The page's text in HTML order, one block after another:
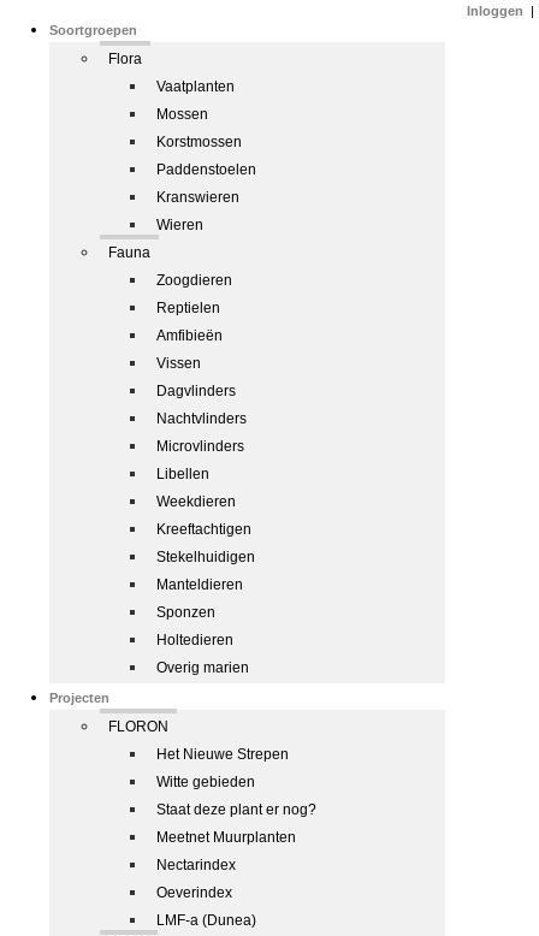
Soortgroepen
Flora
Vaatplanten
Mossen
Korstmossen
Paddenstoelen
Kranswieren
Wieren
Fauna
Zoogdieren
Reptielen
Amfibieën
Vissen
Dagvlinders
Nachtvlinders
Microvlinders
Libellen
Weekdieren
Kreeftachtigen
Stekelhuidigen
Manteldieren
Sponzen
Holtedieren
Overig marien
Projecten
FLORON
Het Nieuwe Strepen
Witte gebieden
Staat deze plant er nog?
Meetnet Muurplanten
Nectarindex
Oeverindex
LMF-a (Dunea)
Inloggen |